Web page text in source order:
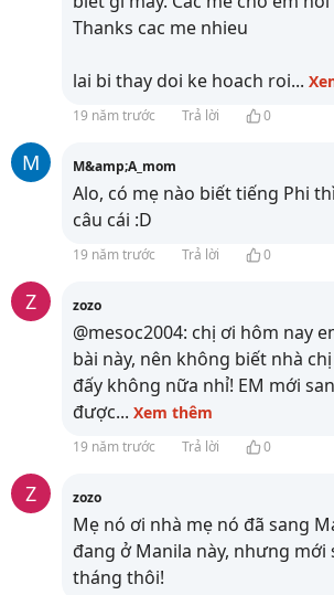
Thanks cac me nhieu
lai bi thay doi ke hoach roi...
19 năm trước Trả lời 0
M M&amp;A_mom
Alo, có mẹ nào biết tiếng Phi
câu cái :D
19 năm trước Trả lời 0
Z zozo
@mesoc2004: chị ơi hôm nay
bài này, nên không biết nhà
đấy không nữa nhỉ! EM mới
được... Xem thêm
19 năm trước Trả lời 0
Z zozo
Mẹ nó ơi nhà mẹ nó đã sang
đang ở Manila này, nhưng mới
tháng thôi!